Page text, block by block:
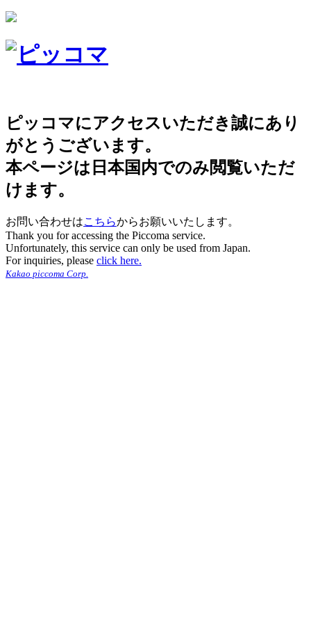
ピッコマにアクセスいただき誠にあり
がとうございます。
本ページは日本国内でのみ閲覧いただ
けます。
お問い合わせはこちらからお願いいたします。
Thank you for accessing the Piccoma service.
Unfortunately, this service can only be used from Japan.
For inquiries, please click here.
Kakao piccoma Corp.